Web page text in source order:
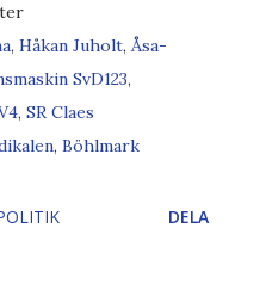
, Håkan Juholt, Åsa-
SvD123,
, SR Claes
, Böhlmark
DELA